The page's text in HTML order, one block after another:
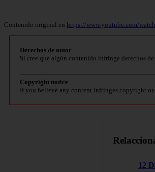
Contenido original en https://www.youtube.com/
Derechos de autor
Si cree que algún contenido infringe derechos
Copyright notice
If you believe any content infringes copyright
12